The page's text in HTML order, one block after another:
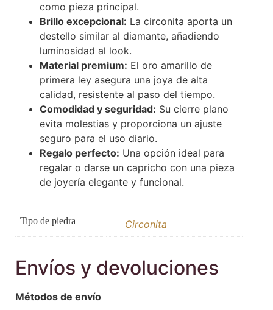
como pieza principal.
Brillo excepcional: La circonita aporta un
destello similar al diamante, añadiendo
luminosidad al look.
Material premium: El oro amarillo de
primera ley asegura una joya de alta
calidad, resistente al paso del tiempo.
Comodidad y seguridad: Su cierre plano
evita molestias y proporciona un ajuste
seguro para el uso diario.
Regalo perfecto: Una opción ideal para
regalar o darse un capricho con una pieza
de joyería elegante y funcional.
Tipo de piedra Circonita
Envíos y devoluciones
Métodos de envío